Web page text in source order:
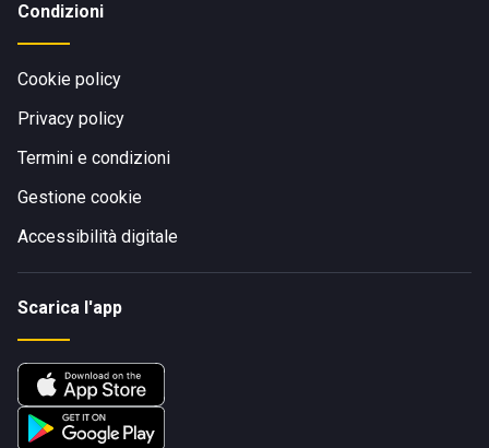
Condizioni
Cookie policy
Privacy policy
Termini e condizioni
Gestione cookie
Accessibilità digitale
Scarica l'app